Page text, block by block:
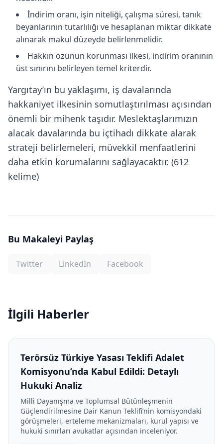
İndirim oranı, işin niteliği, çalışma süresi, tanık
beyanlarının tutarlılığı ve hesaplanan miktar dikkate
alınarak makul düzeyde belirlenmelidir.
Hakkın özünün korunması ilkesi, indirim oranının
üst sınırını belirleyen temel kriterdir.
Yargıtay’ın bu yaklaşımı, iş davalarında
hakkaniyet ilkesinin somutlaştırılması açısından
önemli bir mihenk taşıdır. Meslektaşlarımızın
alacak davalarında bu içtihadı dikkate alarak
strateji belirlemeleri, müvekkil menfaatlerini
daha etkin korumalarını sağlayacaktır. (612
kelime)
Bu Makaleyi Paylaş
Twitter LinkedIn Facebook
İlgili Haberler
Terörsüz Türkiye Yasası Teklifi Adalet
Komisyonu’nda Kabul Edildi: Detaylı
Hukuki Analiz
Milli Dayanışma ve Toplumsal Bütünleşmenin
Güçlendirilmesine Dair Kanun Teklifi’nin komisyondaki
görüşmeleri, erteleme mekanizmaları, kurul yapısı ve
hukuki sınırları avukatlar açısından inceleniyor.